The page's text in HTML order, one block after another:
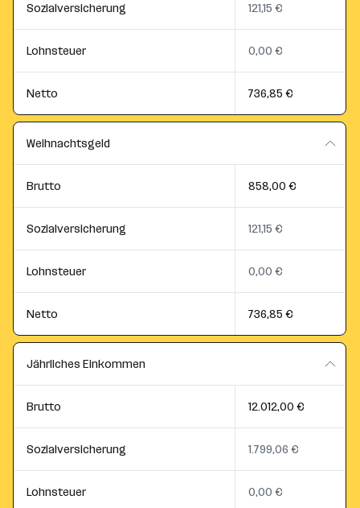
Sozialversicherung 121,15 €
Lohnsteuer 0,00 €
Netto 736,85 €
Weihnachtsgeld
Brutto 858,00 €
Sozialversicherung 121,15 €
Lohnsteuer 0,00 €
Netto 736,85 €
Jährliches Einkommen
Brutto 12.012,00 €
Sozialversicherung 1.799,06 €
Lohnsteuer 0,00 €